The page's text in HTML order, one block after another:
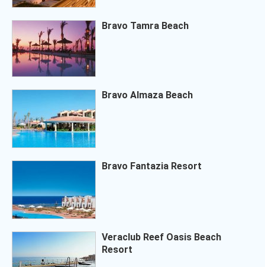
Bravo Tamra Beach
Bravo Almaza Beach
Bravo Fantazia Resort
Veraclub Reef Oasis Beach
Resort